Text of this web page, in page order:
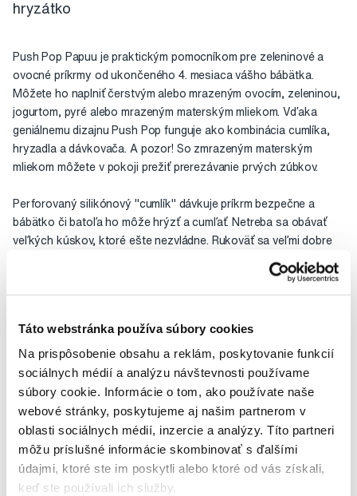
Táto webstránka používa súbory cookies
Na prispôsobenie obsahu a reklám, poskytovanie funkcií
sociálnych médií a analýzu návštevnosti používame
súbory cookie. Informácie o tom, ako používate naše
webové stránky, poskytujeme aj našim partnerom v
oblasti sociálnych médií, inzercie a analýzy. Títo partneri
môžu príslušné informácie skombinovať s ďalšími
údajmi, ktoré ste im poskytli alebo ktoré od vás získali,
keď ste používali ich služby.
hryzátko
Push Pop Papuu je praktickým pomocníkom pre zeleninové a
ovocné príkrmy od ukončeného 4. mesiaca vášho bábätka.
Môžete ho naplniť čerstvým alebo mrazeným ovocím, zeleninou,
jogurtom, pyré alebo mrazeným materským mliekom. Vďaka
geniálnemu dizajnu Push Pop funguje ako kombinácia cumlíka,
hryzadla a dávkovača. A pozor! So zmrazeným materským
mliekom môžete v pokoji prežiť prerezávanie prvých zúbkov.
Perforovaný silikónový "cumlík" dávkuje príkrm bezpečne a
bábätko či batoľa ho môže hrýzť a cumľať. Netreba sa obávať
veľkých kúskov, ktoré ešte nezvládne. Rukoväť sa veľmi dobre
drží aj v malej rúčke, vďaka čomu sa ratolesť pekne pohrá aj
uskladnenie v kolmej polohe.
Použití
Hodnocení